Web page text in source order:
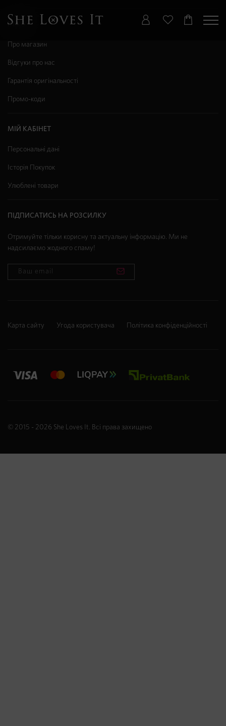
ІНФО
Про магазин
Відгуки про нас
Гарантія оригінальності
Промо-коди
МІЙ КАБІНЕТ
Персональні дані
Історія Покупок
Улюблені товари
ПІДПИСАТИСЬ НА РОЗСИЛКУ
Отримуйте тільки корисну та актуальну інформацію. Ми не
надсилаємо жодного спаму!
© 2015 - 2026 She Loves It . Всі права захищено
Карта сайту Угода користувача Політика конфіденційності